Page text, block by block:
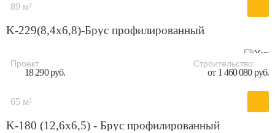
89 м²
K-229(8,4x6,8)-Брус профилированный
Проект
18 290 руб.
Строительство:
от 1 460 080 руб.
65 м²
K-180 (12,6x6,5) - Брус профилированный